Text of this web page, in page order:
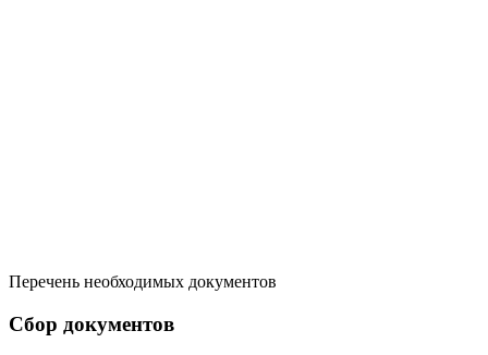
Перечень необходимых документов
Сбор документов